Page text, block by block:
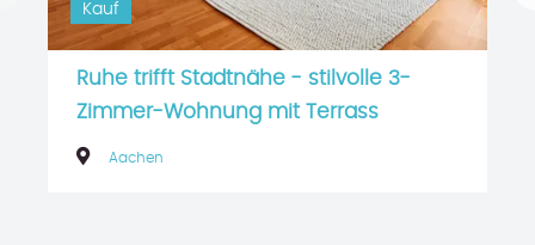
Kauf
Ruhe trifft Stadtnähe - stilvolle 3-
Zimmer-Wohnung mit Terrass
Aachen
Wohnfläche ca. 81 m² 3 Zimmer
Immobilie auf Karte anzeigen